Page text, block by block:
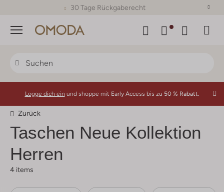
30 Tage Rückgaberecht
Menü
Logge dich ein und shoppe mit Early Access bis zu 50 % Rabatt.
Zurück
Taschen Neue Kollektion
Herren
4 items